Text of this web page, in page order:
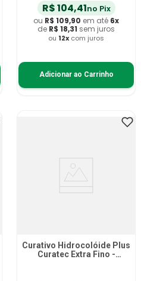
R$104,41no Pix
ou R$ 109,90 em até 6x
de R$ 18,31 sem juros
ou 12x com juros
Adicionar ao Carrinho
Curativo Hidrocolóide Plus
Curatec Extra Fino -